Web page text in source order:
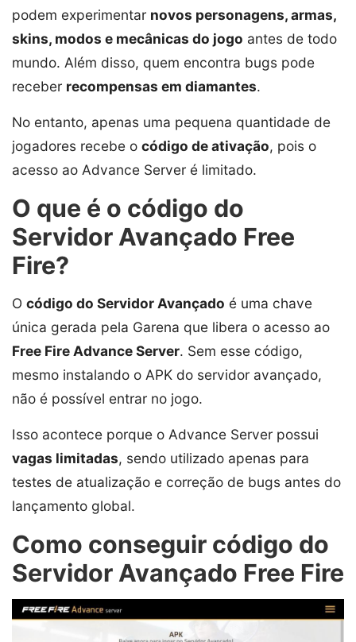
podem experimentar novos personagens, armas,
skins, modos e mecânicas do jogo antes de todo
mundo. Além disso, quem encontra bugs pode
receber recompensas em diamantes.
No entanto, apenas uma pequena quantidade de
jogadores recebe o código de ativação, pois o
acesso ao Advance Server é limitado.
O que é o código do
Servidor Avançado Free
Fire?
O código do Servidor Avançado é uma chave
única gerada pela Garena que libera o acesso ao
Free Fire Advance Server. Sem esse código,
mesmo instalando o APK do servidor avançado,
não é possível entrar no jogo.
Isso acontece porque o Advance Server possui
vagas limitadas, sendo utilizado apenas para
testes de atualização e correção de bugs antes do
lançamento global.
Como conseguir código do
Servidor Avançado Free Fire